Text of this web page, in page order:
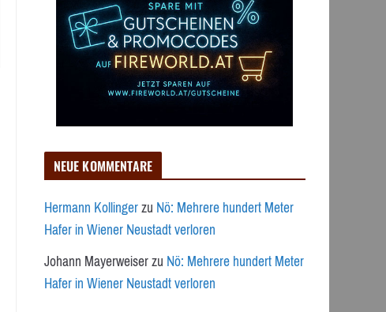
NEUE KOMMENTARE
Hermann KollingerzuNö: Mehrere hundert Meter
Hafer in Wiener Neustadt verloren
Johann MayerweiserzuNö: Mehrere hundert Meter
Hafer in Wiener Neustadt verloren